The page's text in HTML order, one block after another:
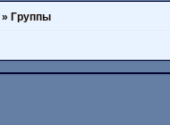
» Группы